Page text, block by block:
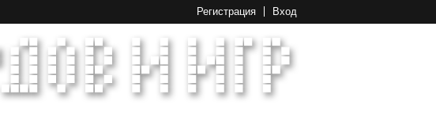
Регистрация Вход